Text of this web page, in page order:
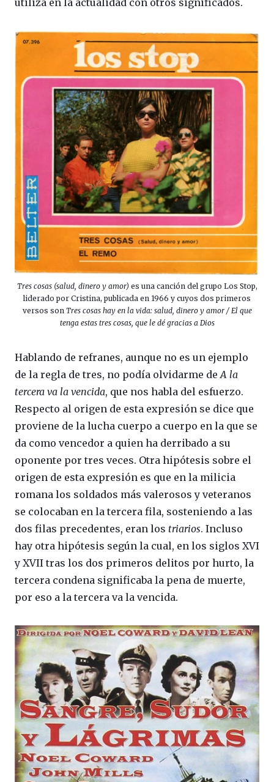
Tres cosas (salud, dinero y amor) es una canción del grupo Los Stop,
liderado por Cristina, publicada en 1966 y cuyos dos primeros
versos son Tres cosas hay en la vida: salud, dinero y amor / El que
tenga estas tres cosas, que le dé gracias a Dios
Hablando de refranes, aunque no es un ejemplo
de la regla de tres, no podía olvidarme deA la
tercera va la vencida, que nos habla del esfuerzo.
Respecto al origen de esta expresión se dice que
proviene de la lucha cuerpo a cuerpo en la que se
da como vencedor a quien ha derribado a su
oponente por tres veces. Otra hipótesis sobre el
origen de esta expresión es que en la milicia
romana los soldados más valerosos y veteranos
se colocaban en la tercera fila, sosteniendo a las
dos filas precedentes, eran los triarios. Incluso
hay otra hipótesis según la cual, en los siglos XVI
y XVII tras los dos primeros delitos por hurto, la
tercera condena significaba la pena de muerte,
por eso a la tercera va la vencida.